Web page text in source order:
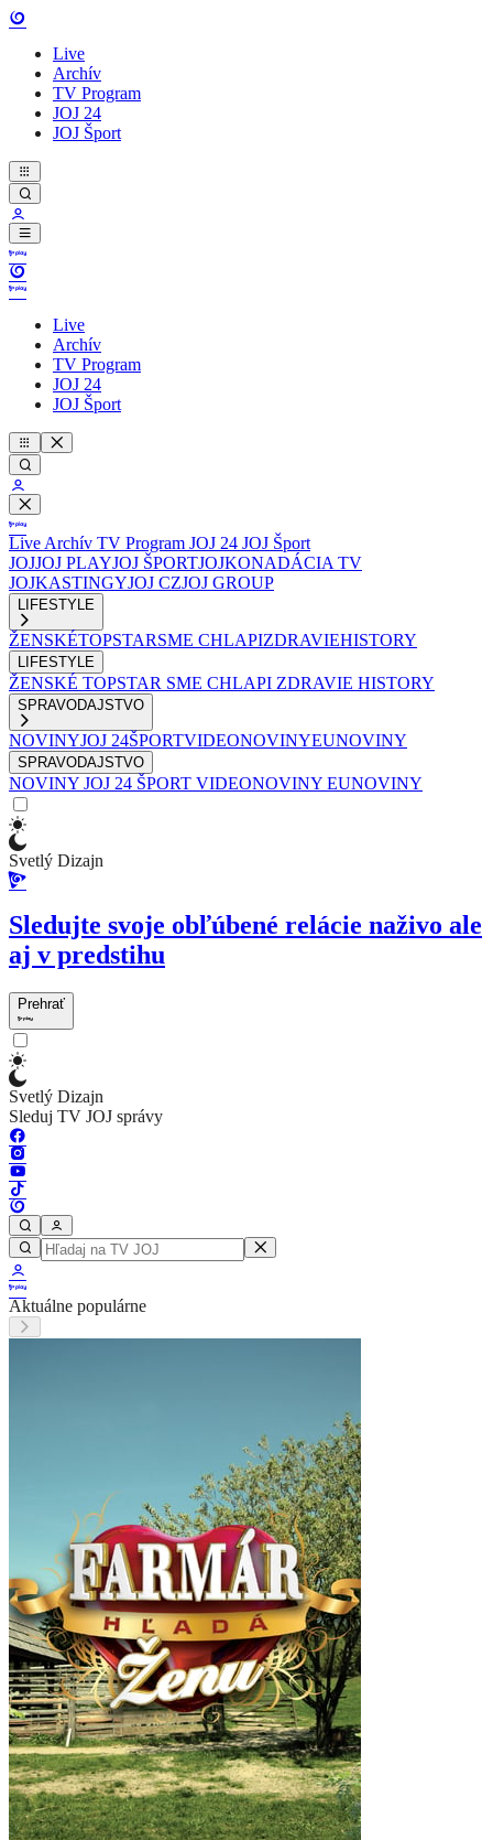
Live
Archív
TV Program
JOJ 24
JOJ Šport
Live
Archív
TV Program
JOJ 24
JOJ Šport
Live Archív TV Program JOJ 24 JOJ Šport
JOJJOJ PLAYJOJ ŠPORTJOJKONADÁCIA TV
JOJKASTINGYJOJ CZJOJ GROUP
LIFESTYLE
ŽENSKÉTOPSTARSME CHLAPIZDRAVIEHISTORY
LIFESTYLE
ŽENSKÉ TOPSTAR SME CHLAPI ZDRAVIE HISTORY
SPRAVODAJSTVO
NOVINYJOJ 24ŠPORTVIDEONOVINYEUNOVINY
SPRAVODAJSTVO
NOVINY JOJ 24 ŠPORT VIDEONOVINY EUNOVINY
Svetlý Dizajn
Sledujte svoje obľúbené relácie naživo ale
aj v predstihu
Prehrať
Svetlý Dizajn
Sleduj TV JOJ správy
Aktuálne populárne